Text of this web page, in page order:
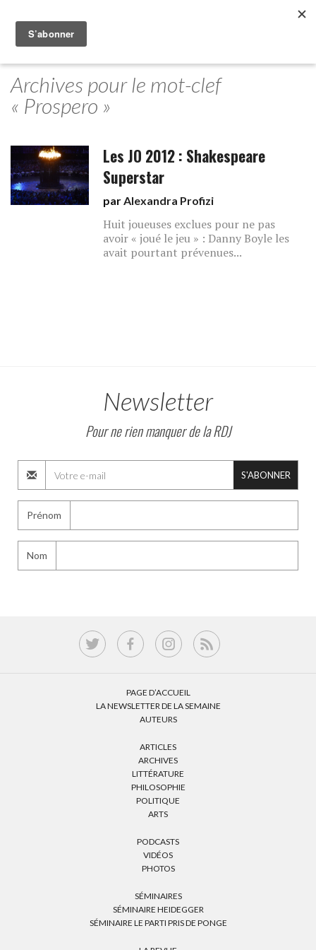
Archives pour le mot-clef
« Prospero »
Les JO 2012 : Shakespeare
Superstar
parAlexandra Profizi
Huit joueuses exclues pour ne pas
avoir « joué le jeu » : Danny Boyle les
avait pourtant prévenues...
Newsletter
Pour ne rien manquer de la RDJ
S'ABONNER
Prénom
Nom
PAGE D’ACCUEIL
LA NEWSLETTER DE LA SEMAINE
AUTEURS
ARTICLES
ARCHIVES
LITTÉRATURE
PHILOSOPHIE
POLITIQUE
ARTS
PODCASTS
VIDÉOS
PHOTOS
SÉMINAIRES
SÉMINAIRE HEIDEGGER
SÉMINAIRE LE PARTI PRIS DE PONGE